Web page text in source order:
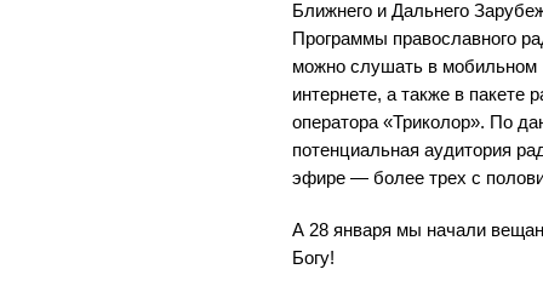
Ближнего и Дальнего
Программы православного
можно слушать в
интернете, а также в пакете
оператора «Триколор». По
потенциальная аудитория
эфире — более трех с
А 28 января мы начали
Богу!